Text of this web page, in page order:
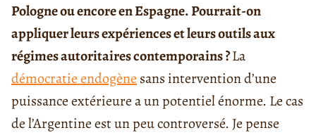
Pologne ou encore en Espagne. Pourrait-on
appliquer leurs expériences et leurs outils aux
régimes autoritaires contemporains ?La
démocratieendogène sans intervention d’une
puissance extérieure a un potentiel énorme. Le cas
de l’Argentine est un peu controversé. Je pense